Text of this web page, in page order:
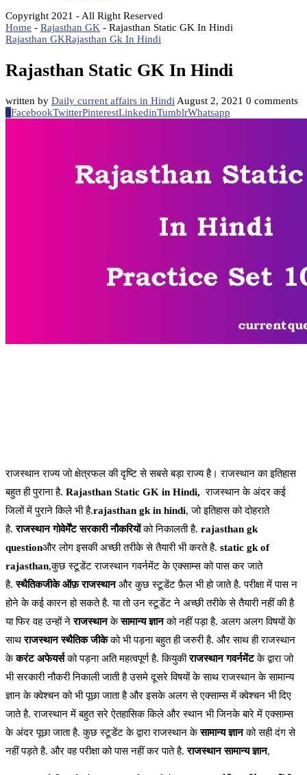
Copyright 2021 - All Right Reserved
Home - Rajasthan GK - Rajasthan Static GK In Hindi
Rajasthan GKRajasthan Gk In Hindi
Rajasthan Static GK In Hindi
written by Daily current affairs in Hindi August 2, 2021 0 comments
0FacebookTwitterPinterestLinkedinTumblrWhatsapp
राजस्थान राज्य जो क्षेत्रफल की दृष्टि से सबसे बड़ा राज्य है। राजस्थान का इतिहास
बहुत ही पुराना है. Rajasthan Static GK in Hindi, राजस्थान के अंदर कई
जिलों में पुराने किले भी है.rajasthan gk in hindi, जो इतिहास को दोहराते
है.राजस्थान गोवेर्मेंट सरकारी नौकरियोंको निकालती है. rajasthan gk
questionऔर लोग इसकी अच्छी तरीके से तैयारी भी करते है. static gk of
rajasthan,कुछ स्टूडेंट राजस्थान गवर्नमेंट के एक्साम्स को पास कर जाते
है.स्थैतिकजीके ऑफ़ राजस्थानऔर कुछ स्टूडेंट फ़ैल भी हो जाते है. परीक्षा में पास न
होने के कई कारन हो सकते है. या तो उन स्टूडेंट ने अच्छी तरीके से तैयारी नहीं की है
या फिर वह उन्हों नेराजस्थानकेसामान्य ज्ञानको नहीं पड़ा है. अलग अलग विषयों के
साथराजस्थान स्थैतिक जीकेको भी पड़ना बहुत ही जरुरी है. और साथ ही राजस्थान
केकरंट अफेयर्सको पड़ना अति महत्वपूर्ण है. कियुकीराजस्थान गवर्नमेंटके द्वारा जो
भी सरकारी नौकरी निकाली जाती है उसमे दूसरे विषयों के साथ राजस्थान के सामान्य
ज्ञान के क्वेश्चन को भी पूछा जाता है और इसके अलग से एक्साम्स में क्वेश्चन भी दिए
जाते है. राजस्थान में बहुत सरे ऐतहासिक किले और स्थान भी जिनके बारे में एक्साम्स
के अंदर पूछा जाता है. कुछ स्टूडेंट के द्वारा राजस्थान केसामान्य ज्ञानको सही दंग से
नहीं पड़ते है. और वह परीक्षा को पास नहीं कर पाते है.राजस्थान सामान्य ज्ञान,